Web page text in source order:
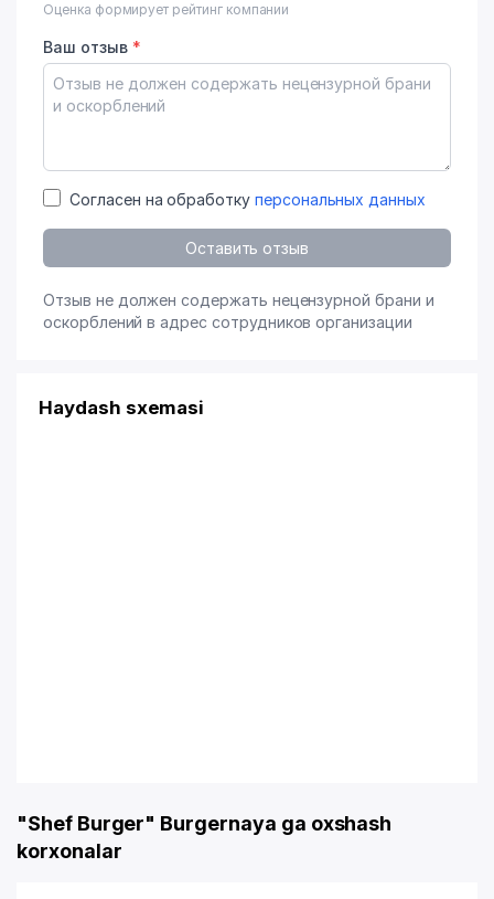
Оценка формирует рейтинг компании
Ваш отзыв *
Согласен на обработку персональных данных
Оставить отзыв
Отзыв не должен содержать нецензурной брани и
оскорблений в адрес сотрудников организации
Haydash sxemasi
"Shef Burger" Burgernaya ga oxshash
korxonalar